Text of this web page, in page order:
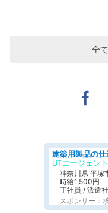
全
神奈川県 平塚
時給1,500円
正社員 / 派遣
スポンサー：